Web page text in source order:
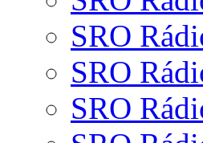
SRO
SRO
SRO